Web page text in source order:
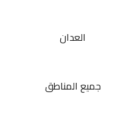
العدان
جميع المناطق